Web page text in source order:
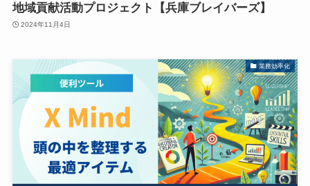
地域貢献活動プロジェクト【兵庫ブレイバーズ】
2024年11月4日
業務効率化